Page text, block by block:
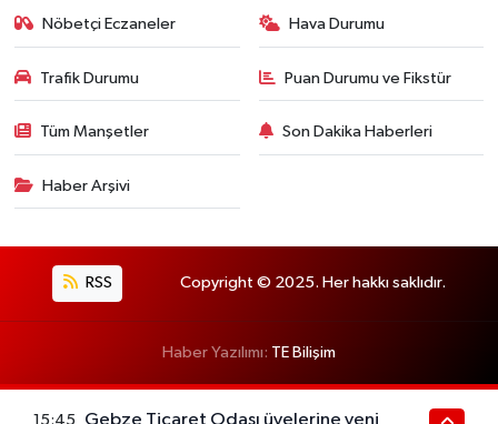
Nöbetçi Eczaneler Hava Durumu
Trafik Durumu Puan Durumu ve Fikstür
Tüm Manşetler Son Dakika Haberleri
Haber Arşivi
RSS Copyright © 2025. Her hakkı saklıdır.
Haber Yazılımı: TE Bilişim
15:45 Gebze Ticaret Odası üyelerine yeni